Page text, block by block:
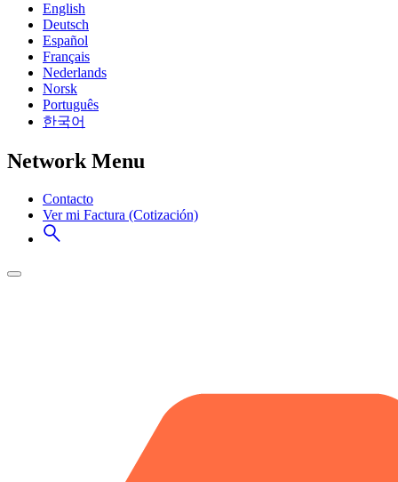
English
Deutsch
Español
Français
Nederlands
Norsk
Português
한국어
Network Menu
Contacto
Ver mi Factura (Cotización)